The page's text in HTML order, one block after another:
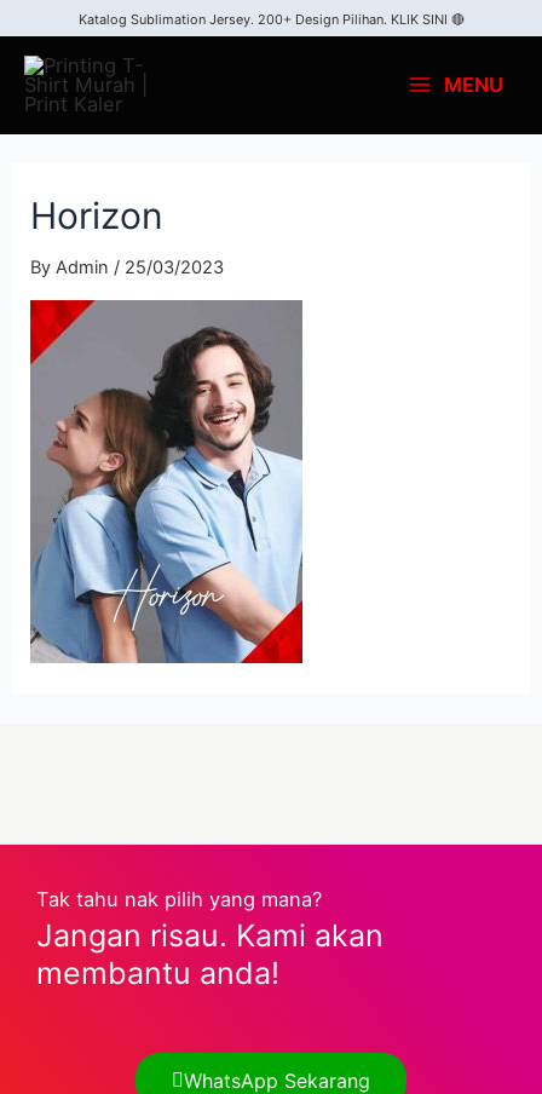
Katalog Sublimation Jersey. 200+ Design Pilihan. KLIK SINI 🔴
MENU
Horizon
ByAdmin / 25/03/2023
Tak tahu nak pilih yang mana?
Jangan risau. Kami akan
membantu anda!
WhatsApp Sekarang